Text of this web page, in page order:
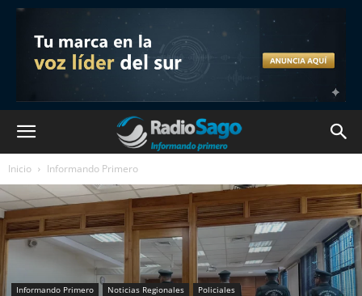
Inicio Informando Primero
Informando Primero Noticias Regionales Policiales